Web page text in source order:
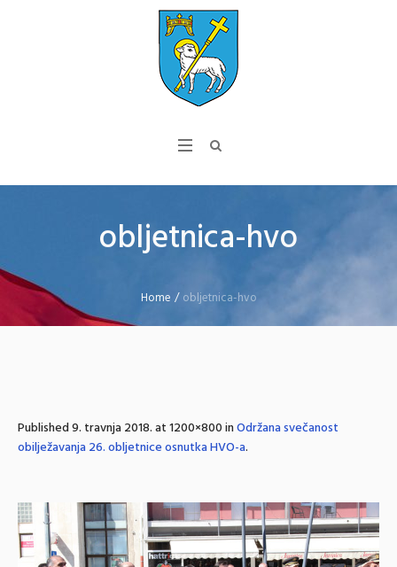
obljetnica-hvo
Home /obljetnica-hvo
Published9. travnja 2018.at 1200×800 inOdržana svečanost
obilježavanja 26. obljetnice osnutka HVO-a.